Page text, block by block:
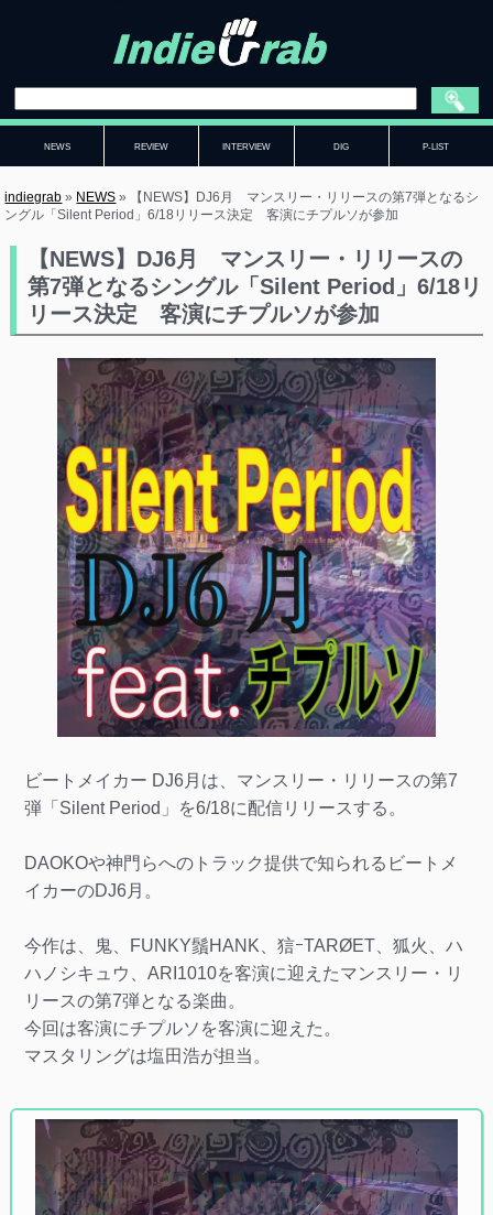
NEWS REVIEW INTERVIEW DIG P-LIST
indiegrab » NEWS »
【NEWS】DJ6月 マンスリー・リリースの第7弾となるシ
ングル「Silent Period」6/18リリース決定 客演にチプルソが参加
【NEWS】DJ6月 マンスリー・リリースの
第7弾となるシングル「Silent Period」6/18リ
リース決定 客演にチプルソが参加
ビートメイカー DJ6月は、マンスリー・リリースの第7
弾「Silent Period」を6/18に配信リリースする。
DAOKOや神門らへのトラック提供で知られるビートメ
イカーのDJ6月。
今作は、鬼、FUNKY鬚HANK、狺ｰTARØET、狐火、ハ
ハノシキュウ、ARI1010を客演に迎えたマンスリー・リ
リースの第7弾となる楽曲。
今回は客演にチプルソを客演に迎えた。
マスタリングは塩田浩が担当。